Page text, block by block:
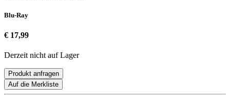
Blu-Ray
€ 17,99
Derzeit nicht auf Lager
Produkt anfragen
Auf die Merkliste